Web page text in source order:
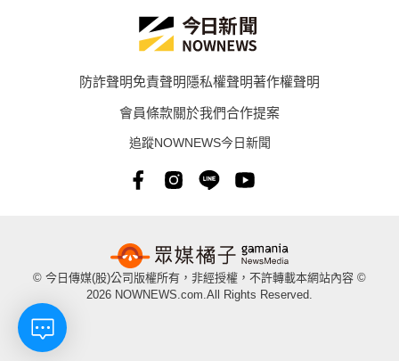
防詐聲明免責聲明隱私權聲明著作權聲明
會員條款關於我們合作提案
追蹤NOWNEWS今日新聞
© 今日傳媒(股)公司版權所有，非經授權，不許轉載本網站內容 ©
2026 NOWNEWS.com.All Rights Reserved.